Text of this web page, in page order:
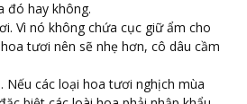
đó hay không.
Vì nó không chứa cục giữ ẩm cho
tươi nên sẽ nhẹ hơn, cô dâu cầm
Nếu các loại hoa tươi nghịch mùa